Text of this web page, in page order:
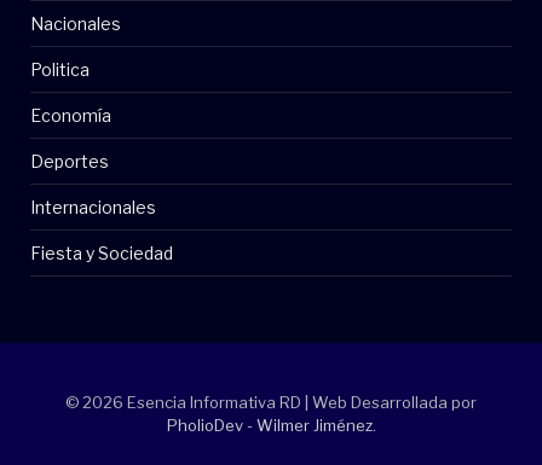
Nacionales
Politica
Economía
Deportes
Internacionales
Fiesta y Sociedad
© 2026 Esencia Informativa RD | Web Desarrollada por
PholioDev - Wilmer Jiménez.